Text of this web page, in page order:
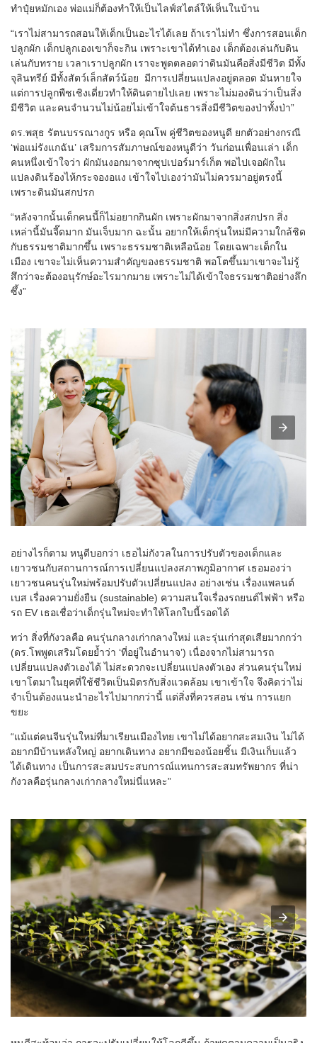
ทำปุ๋ยหมักเอง พ่อแม่ก็ต้องทำให้เป็นไลฟ์สไตล์ให้เห็นในบ้าน
“เราไม่สามารถสอนให้เด็กเป็นอะไรได้เลย ถ้าเราไม่ทำ ซึ่งการสอนเด็ก
ปลูกผัก เด็กปลูกเองเขาก็จะกิน เพราะเขาได้ทำเอง เด็กต้องเล่นกับดิน
เล่นกับทราย เวลาเราปลูกผัก เราจะพูดตลอดว่าดินมันคือสิ่งมีชีวิต มีทั้ง
จุลินทรีย์ มีทั้งสัตว์เล็กสัตว์น้อย มีการเปลี่ยนแปลงอยู่ตลอด มันหายใจ
แต่การปลูกพืชเชิงเดี่ยวทำให้ดินตายไปเลย เพราะไม่มองดินว่าเป็นสิ่ง
มีชีวิต และคนจำนวนไม่น้อยไม่เข้าใจต้นธารสิ่งมีชีวิตของป่าทั้งป่า”
ดร.พสุธ รัตนบรรณางกูร หรือ คุณโพ คู่ชีวิตของหนูดี ยกตัวอย่างกรณี
‘พ่อแม่รังแกฉัน’ เสริมการสัมภาษณ์ของหนูดีว่า วันก่อนเพื่อนเล่า เด็ก
คนหนึ่งเข้าใจว่า ผักมันงอกมาจากซุปเปอร์มาร์เก็ต พอไปเจอผักใน
แปลงดินร้องไห้กระจองอแง เข้าใจไปเองว่ามันไม่ควรมาอยู่ตรงนี้
เพราะดินมันสกปรก
“หลังจากนั้นเด็กคนนี้ก็ไม่อยากกินผัก เพราะผักมาจากสิ่งสกปรก สิ่ง
เหล่านี้มันจี๊ดมาก มันเจ็บมาก ฉะนั้น อยากให้เด็กรุ่นใหม่มีความใกล้ชิด
กับธรรมชาติมากขึ้น เพราะธรรมชาติเหลือน้อย โดยเฉพาะเด็กใน
เมือง เขาจะไม่เห็นความสำคัญของธรรมชาติ พอโตขึ้นมาเขาจะไม่รู้
สึกว่าจะต้องอนุรักษ์อะไรมากมาย เพราะไม่ได้เข้าใจธรรมชาติอย่างลึก
ซึ้ง”
อย่างไรก็ตาม หนูดีบอกว่า เธอไม่กังวลในการปรับตัวของเด็กและ
เยาวชนกับสถานการณ์การเปลี่ยนแปลงสภาพภูมิอากาศ เธอมองว่า
เยาวชนคนรุ่นใหม่พร้อมปรับตัวเปลี่ยนแปลง อย่างเช่น เรื่องแพลนต์
เบส เรื่องความยั่งยืน (sustainable) ความสนใจเรื่องรถยนต์ไฟฟ้า หรือ
รถ EV เธอเชื่อว่าเด็กรุ่นใหม่จะทำให้โลกใบนี้รอดได้
ทว่า สิ่งที่กังวลคือ คนรุ่นกลางเก่ากลางใหม่ และรุ่นเก่าสุดเสียมากกว่า
(ดร.โพพูดเสริมโดยย้ำว่า ‘ที่อยู่ในอำนาจ’) เนื่องจากไม่สามารถ
เปลี่ยนแปลงตัวเองได้ ไม่สะดวกจะเปลี่ยนแปลงตัวเอง ส่วนคนรุ่นใหม่
เขาโตมาในยุคที่ใช้ชีวิตเป็นมิตรกับสิ่งแวดล้อม เขาเข้าใจ จึงคิดว่าไม่
จำเป็นต้องแนะนำอะไรไปมากกว่านี้ แต่สิ่งที่ควรสอน เช่น การแยก
ขยะ
“แม้แต่คนจีนรุ่นใหม่ที่มาเรียนเมืองไทย เขาไม่ได้อยากสะสมเงิน ไม่ได้
อยากมีบ้านหลังใหญ่ อยากเดินทาง อยากมีของน้อยชิ้น มีเงินเก็บแล้ว
ได้เดินทาง เป็นการสะสมประสบการณ์แทนการสะสมทรัพยากร ที่น่า
กังวลคือรุ่นกลางเก่ากลางใหม่นี่แหละ”